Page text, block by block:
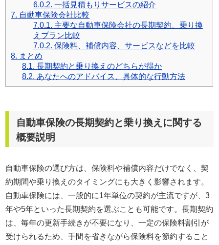
6.0.2. 一括見積もりサービスの紹介
7. 自動車保険会社比較
7.0.1. 主要な自動車保険会社の長期契約、乗り換
えプラン比較
7.0.2. 保険料、補償内容、サービスなどを比較
8. まとめ
8.1. 長期契約と乗り換えのどちらが得か
8.2. あなたへのアドバイス、具体的な行動方法
自動車保険の長期契約と乗り換えに関する
概要説明
自動車保険の選び方は、保険料や補償内容だけでなく、契
約期間や乗り換えのタイミングにも大きく影響されます。
自動車保険には、一般的に1年単位の契約が主流ですが、3
年や5年といった長期契約を選ぶことも可能です。長期契約
は、毎年の更新手続きが不要になり、一定の保険料割引が
受けられるため、手間を省きながら保険料を節約すること